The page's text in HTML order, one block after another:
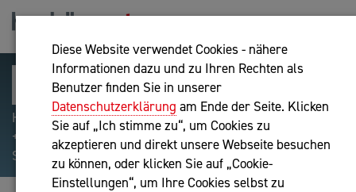
Diese Website verwendet Cookies - nähere
Informationen dazu und zu Ihren Rechten als
Benutzer finden Sie in unserer
Datenschutzerklärung am Ende der Seite. Klicken
Sie auf „Ich stimme zu“, um Cookies zu
akzeptieren und direkt unsere Webseite besuchen
zu können, oder klicken Sie auf „Cookie-
Einstellungen“, um Ihre Cookies selbst zu
Hilfreiche Suchparameter: Begriff einschließen:
+webshop, Begriff ausschließen: -webshop, Exakter
Suchbegriff: "internet of things"